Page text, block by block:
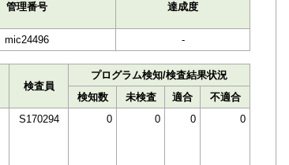
管理番号
達成度
mic24496 -
検査員
プログラム検知/検査結果状況
検知数
未検査 適合
不適合
S170294 0 0 0
0